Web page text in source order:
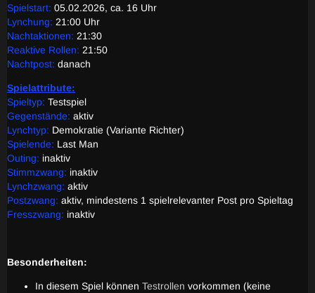
Spielstart: 05.02.2026, ca. 16 Uhr
Lynchung: 21:00 Uhr
Nachtaktionen: 21:30
Reaktive Rollen: 21:50
Nachtpost: danach
Spielattribute:
Spieltyp: Testspiel
Gegenstände: aktiv
Lynchtyp: Demokratie (Variante Richter)
Spielende: Last Man
Outing: inaktiv
Stimmzwang: inaktiv
Lynchzwang: aktiv
Postzwang: aktiv, mindestens 1 spielrelevanter Post pro Spieltag
Fresszwang: inaktiv
Besonderheiten:
In diesem Spiel können Testrollen vorkommen (keine